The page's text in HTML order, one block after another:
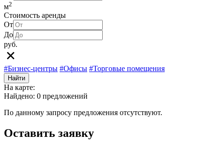
м2
Стоимость аренды
От
До
руб.
#Бизнес-центры #Офисы #Торговые помещения
Найти
На карте:
Найдено: 0 предложений
По данному запросу предложения отсутствуют.
Оставить заявку